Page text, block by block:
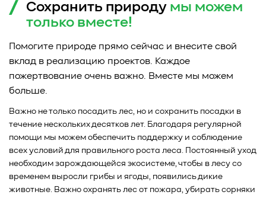
Сохранить природу мы можем
только вместе!
Помогите природе прямо сейчас и внесите свой
вклад в реализацию проектов. Каждое
пожертвование очень важно. Вместе мы можем
больше.
Важно не только посадить лес, но и сохранить посадки в
течение нескольких десятков лет. Благодаря регулярной
помощи мы можем обеспечить поддержку и соблюдение
всех условий для правильного роста леса. Постоянный уход
необходим зарождающейся экосистеме, чтобы в лесу со
временем выросли грибы и ягоды, появились дикие
животные. Важно охранять лес от пожара, убирать сорняки